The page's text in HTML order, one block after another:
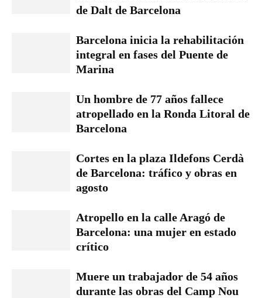
de Dalt de Barcelona
Barcelona inicia la rehabilitación
integral en fases del Puente de
Marina
Un hombre de 77 años fallece
atropellado en la Ronda Litoral de
Barcelona
Cortes en la plaza Ildefons Cerdà
de Barcelona: tráfico y obras en
agosto
Atropello en la calle Aragó de
Barcelona: una mujer en estado
crítico
Muere un trabajador de 54 años
durante las obras del Camp Nou